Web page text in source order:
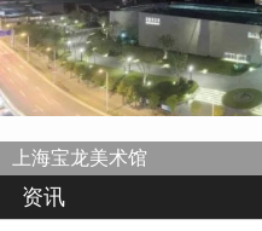
上海宝龙美术馆
资讯